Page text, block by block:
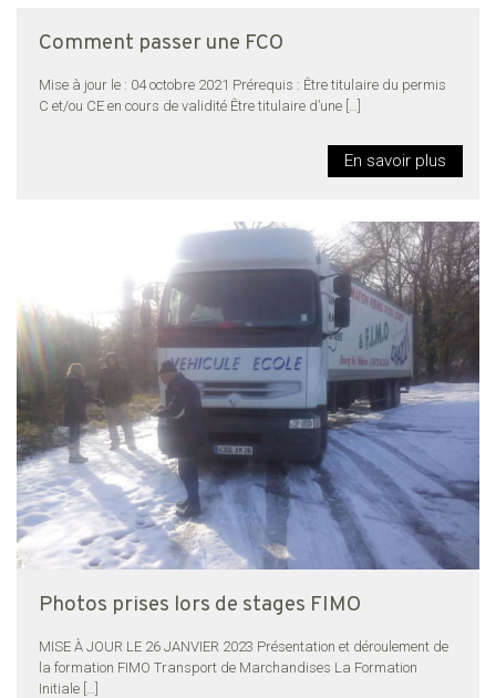
Comment passer une FCO
Mise à jour le : 04 octobre 2021 Prérequis : Être titulaire du permis
C et/ou CE en cours de validité Être titulaire d’une
En savoir plus
Photos prises lors de stages FIMO
MISE À JOUR LE 26 JANVIER 2023 Présentation et déroulement de
la formation FIMO Transport de Marchandises La Formation
Initiale […]